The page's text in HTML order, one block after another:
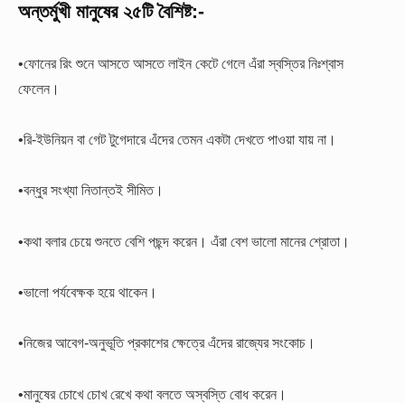
অন্তর্মুখী মানুষের ২৫টি বৈশিষ্ট:-
•ফোনের রিং শুনে আসতে আসতে লাইন কেটে গেলে এঁরা স্বস্তির নিঃশ্বাস
ফেলেন।
•রি-ইউনিয়ন বা গেট টুগেদারে এঁদের তেমন একটা দেখতে পাওয়া যায় না।
•বন্ধুর সংখ্যা নিতান্তই সীমিত।
•কথা বলার চেয়ে শুনতে বেশি পছন্দ করেন। এঁরা বেশ ভালো মানের শ্রোতা।
•ভালো পর্যবেক্ষক হয়ে থাকেন।
•নিজের আবেগ-অনুভূতি প্রকাশের ক্ষেত্রে এঁদের রাজ্যের সংকোচ।
•মানুষের চোখে চোখ রেখে কথা বলতে অস্বস্তি বোধ করেন।